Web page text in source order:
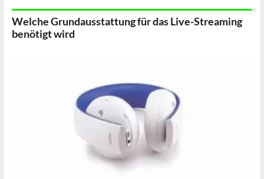
Welche Grundausstattung für das Live-Streaming
benötigt wird